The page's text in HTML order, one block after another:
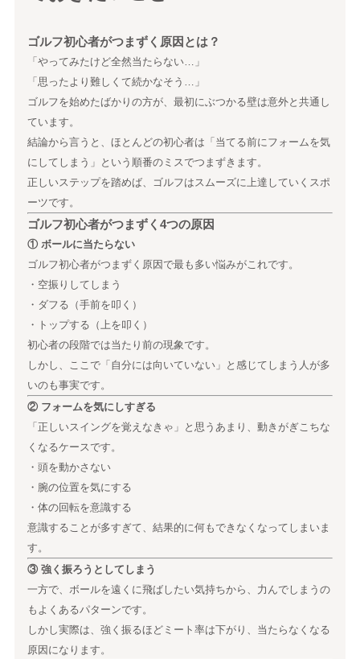
ゴルフ初心者がつまずく原因とは？
「やってみたけど全然当たらない…」
「思ったより難しくて続かなそう…」
ゴルフを始めたばかりの方が、最初にぶつかる壁は意外と共通し
ています。
結論から言うと、ほとんどの初心者は「当てる前にフォームを気
にしてしまう」という順番のミスでつまずきます。
正しいステップを踏めば、ゴルフはスムーズに上達していくスポ
ーツです。
ゴルフ初心者がつまずく4つの原因
① ボールに当たらない
ゴルフ初心者がつまずく原因で最も多い悩みがこれです。
・空振りしてしまう
・ダフる（手前を叩く）
・トップする（上を叩く）
初心者の段階では当たり前の現象です。
しかし、ここで「自分には向いていない」と感じてしまう人が多
いのも事実です。
② フォームを気にしすぎる
「正しいスイングを覚えなきゃ」と思うあまり、動きがぎこちな
くなるケースです。
・頭を動かさない
・腕の位置を気にする
・体の回転を意識する
意識することが多すぎて、結果的に何もできなくなってしまいま
す。
③ 強く振ろうとしてしまう
一方で、ボールを遠くに飛ばしたい気持ちから、力んでしまうの
もよくあるパターンです。
しかし実際は、強く振るほどミート率は下がり、当たらなくなる
原因になります。